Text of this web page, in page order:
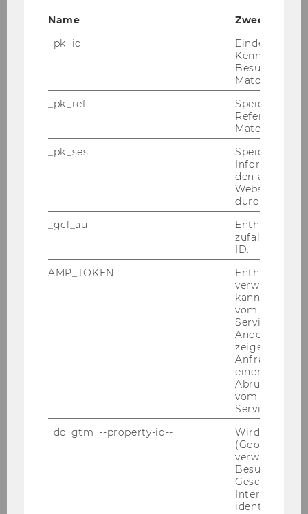
Abteilung für Betriebswirtschaftliche
Name
Zweck
_pk_id
Eindeutige
Besuchers
Matomo.
_pk_ref
Speicherung
Referrers
Matomo.
_pk_ses
Speicherung
den aktuellen
durch
_gcl_au
Enthält eine
ID.
AMP_TOKEN
Enthält ein
verwendet
kann, um
vom AMP-
Service
Andere
zeigen Opt-
Anfrage im
einen Fehler
Abrufen
vom AMP
Service an.
_dc_gtm_--property-id--
Wird von
(Google Tag
verwendet,
Besucher
Geschlecht
Interessen zu
identifizieren.